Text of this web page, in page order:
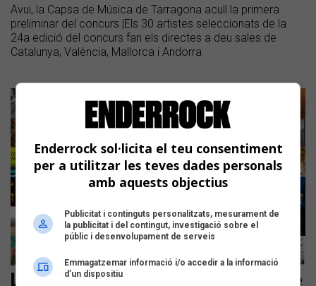
Avui, la Capsa de Música de Tarragona acull la primera
preliminar del concurs |Els 30 artistes seleccionats de la
24a edició del concurs fan els directes a deu sales de
Catalunya, València, Mallorca i Andorra
Les noves cançons en català són de
Enderrock sol·licita el teu consentiment
per a utilitzar les teves dades personals
amb aquests objectius
Publicitat i continguts personalitzats, mesurament de
la publicitat i del contingut, investigació sobre el
públic i desenvolupament de serveis
Emmagatzemar informació i/o accedir a la informació
d’un dispositiu